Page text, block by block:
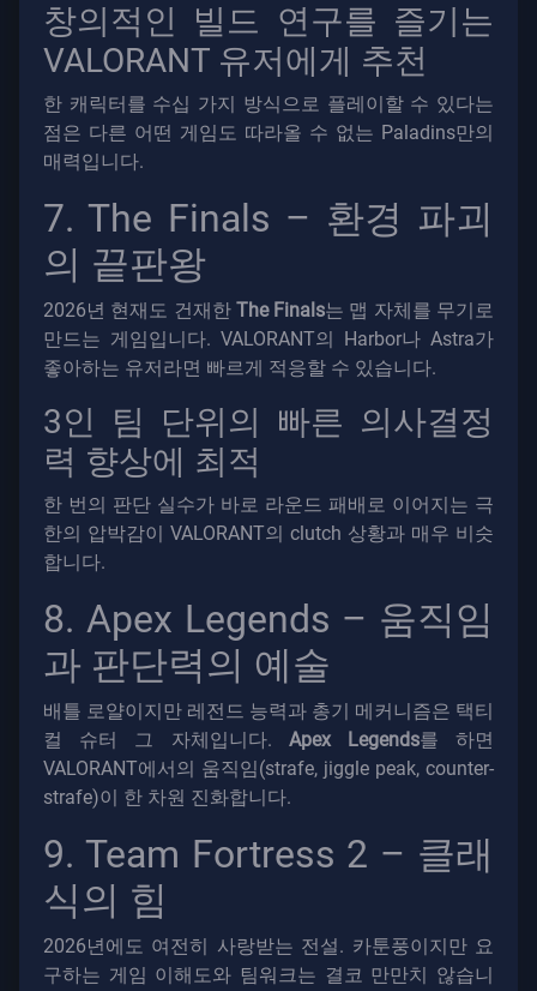
창의적인 빌드 연구를 즐기는
VALORANT 유저에게 추천
한 캐릭터를 수십 가지 방식으로 플레이할 수 있다는
점은 다른 어떤 게임도 따라올 수 없는 Paladins만의
매력입니다.
7. The Finals – 환경 파괴
의 끝판왕
2026년 현재도 건재한 The Finals는 맵 자체를 무기로
만드는 게임입니다. VALORANT의 Harbor나 Astra가
좋아하는 유저라면 빠르게 적응할 수 있습니다.
3인 팀 단위의 빠른 의사결정
력 향상에 최적
한 번의 판단 실수가 바로 라운드 패배로 이어지는 극
한의 압박감이 VALORANT의 clutch 상황과 매우 비슷
합니다.
8. Apex Legends – 움직임
과 판단력의 예술
배틀 로얄이지만 레전드 능력과 총기 메커니즘은 택티
컬 슈터 그 자체입니다. Apex Legends를 하면
VALORANT에서의 움직임(strafe, jiggle peak, counter-
strafe)이 한 차원 진화합니다.
9. Team Fortress 2 – 클래
식의 힘
2026년에도 여전히 사랑받는 전설. 카툰풍이지만 요
구하는 게임 이해도와 팀워크는 결코 만만치 않습니